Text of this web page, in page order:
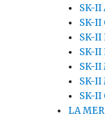
SK-II
SK-II
SK-II
SK-
SK-II
SK-II
SK-II
LA MER